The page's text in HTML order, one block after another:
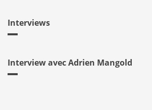
Interviews
Interview avec Adrien Mangold